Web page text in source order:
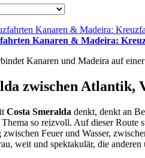
Kanaren & Madeira:
Kanaren und Madeira auf
zwischen Atlantik,
Costa Smeralda denkt, denkt an
so reizvoll. Auf dieser Route
zwischen Feuer und Wasser,
weit und spektakulär, die